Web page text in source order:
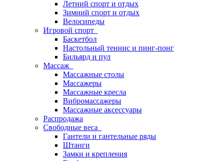
Летний спорт и отдых
Зимний спорт и отдых
Велосипеды
Игровой спорт
Баскетбол
Настольный теннис и пинг-понг
Бильярд и пул
Массаж
Массажные столы
Массажеры
Массажные кресла
Вибромассажеры
Массажные аксессуары
Распродажа
Свободные веса
Гантели и гантельные ряды
Штанги
Замки и крепления